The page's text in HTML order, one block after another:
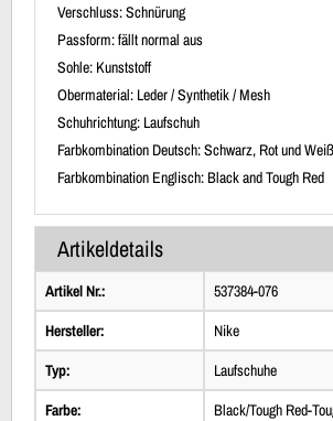
Verschluss: Schnürung
Passform: fällt normal aus
Sohle: Kunststoff
Obermaterial: Leder / Synthetik / Mesh
Schuhrichtung: Laufschuh
Farbkombination Deutsch: Schwarz, Rot und Weiß
Farbkombination Englisch: Black and Tough Red
Artikeldetails
Artikel Nr.:
537384-076
Hersteller:
Nike
Typ:
Laufschuhe
Farbe:
Black/Tough Red-